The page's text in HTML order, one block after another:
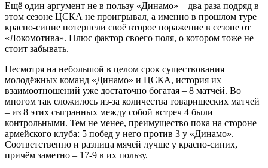
Ещё один аргумент не в пользу «Динамо» – два раза подряд в
этом сезоне ЦСКА не проигрывал, а именно в прошлом туре
красно-синие потерпели своё второе поражение в сезоне от
«Локомотива». Плюс фактор своего поля, о котором тоже не
стоит забывать.
Несмотря на небольшой в целом срок существования
молодёжных команд «Динамо» и ЦСКА, история их
взаимоотношений уже достаточно богатая – 8 матчей. Во
многом так сложилось из-за количества товарищеских матчей
– из 8 этих сыгранных между собой встреч 4 были
контрольными. Тем не менее, преимущество пока на стороне
армейского клуба: 5 побед у него против 3 у «Динамо».
Соответственно и разница мячей лучше у красно-синих,
причём заметно – 17-9 в их пользу.